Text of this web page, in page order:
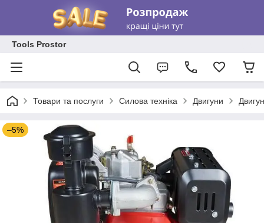
Tools Prostor
Товари та послуги Силова техніка Двигуни
–5%